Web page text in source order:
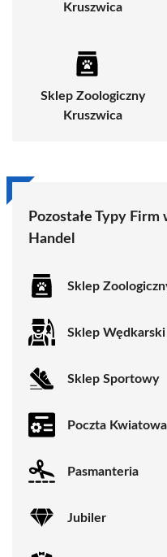
Kruszwica
Sklep Zoologiczny
Kruszwica
Pozostałe Typy
Handel
Sklep
Sklep Wędkarski
Sklep Sportowy
Poczta Kwiatowa
Pasmanteria
Jubiler